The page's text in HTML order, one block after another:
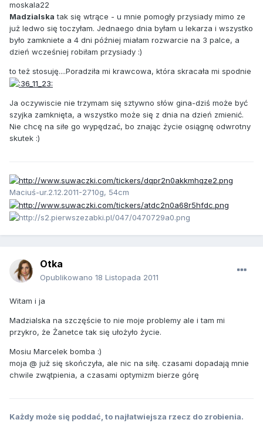
moskala22
Madzialska tak się wtrące - u mnie pomogły przysiady mimo ze
już ledwo się toczyłam. Jednaego dnia byłam u lekarza i wszystko
było zamkniete a 4 dni później miałam rozwarcie na 3 palce, a
dzień wcześniej robiłam przysiady :)
to też stosuję....Poradziła mi krawcowa, która skracała mi spodnie
Ja oczywiscie nie trzymam się sztywno słów gina-dziś może być
szyjka zamknięta, a wszystko może się z dnia na dzień zmienić.
Nie chcę na siłe go wypędzać, bo znając życie osiągnę odwrotny
skutek :)
Maciuś-ur.2.12.2011-2710g, 54cm
Otka
Opublikowano 18 Listopada 2011
Witam i ja
Madzialska na szczęście to nie moje problemy ale i tam mi
przykro, że Żanetce tak się ułożyło życie.
Mosiu Marcelek bomba :)
moja @ już się skończyła, ale nic na siłę. czasami dopadają mnie
chwile zwątpienia, a czasami optymizm bierze górę
Każdy może się poddać, to najłatwiejsza rzecz do zrobienia.